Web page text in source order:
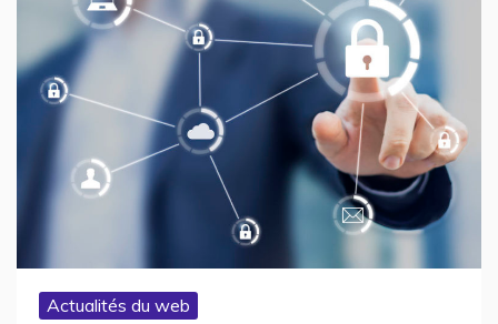
Actualités du web